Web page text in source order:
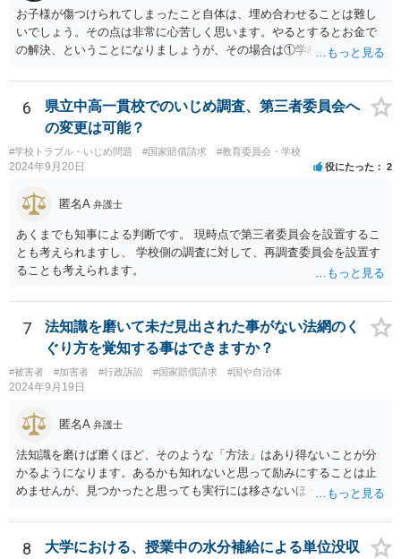
お子様が傷つけられてしまったこと自体は、埋め合わせることは難し
いでしょう。その点は非常に心苦しく思います。やるとするとお金で
の解決、ということになりましょうが、その場合は①学校側のいじ
求をすること、②学校が公立学校ならば自治体に対する国家賠償請求
／私立学校ならば担任＋学校に対する損害賠償請求をすることが考え
られます。 ①については、保護者の監督義務が認められるかどうかが
焦点になるでしょう。
6
県立中高一貫校でのいじめ調査、第三者委員会へ
の変更は可能？
#学校トラブル・いじめ問題 #国家賠償請求 #教育委員会・学校
2024年9月20日 役にたった 2
匿名A 弁護士
あくまでも知事による判断です。 現時点で第三者委員会を設置するこ
とも考えられますし、 学校側の調査に対して、再調査委員会を設置す
ることも考えられます。
7
法知識を磨いて未だ見出された事がない法網のく
ぐり方を覚知する事はできますか？
#被害者 #加害者 #行政訴訟 #国家賠償請求 #国や自治体
2024年9月19日
匿名A 弁護士
法知識を磨けば磨くほど、そのような「方法」はあり得ないことが分
かるようになります。あるかも知れないと思って励みにすることは止
めませんが、見つかったと思っても実行には移さないほうがいいでし
8
大学における、授業中の水分補給による単位没収